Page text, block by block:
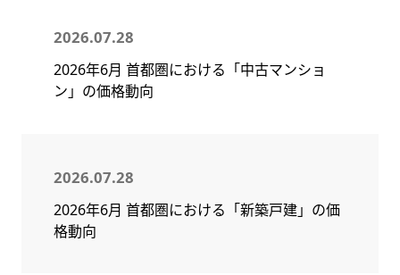
2026.07.28
2026年6月 首都圏における「中古マンショ
ン」の価格動向
2026.07.28
2026年6月 首都圏における「新築戸建」の価
格動向